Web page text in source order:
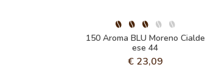
150 Aroma BLU Moreno Cialde
ese 44
€ 23,09